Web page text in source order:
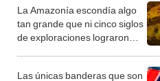
desierto en un paisaje con
más vida
La Amazonía escondía algo
tan grande que ni cinco siglos
de exploraciones lograron
sabía sobre su pasado
Las únicas banderas que son